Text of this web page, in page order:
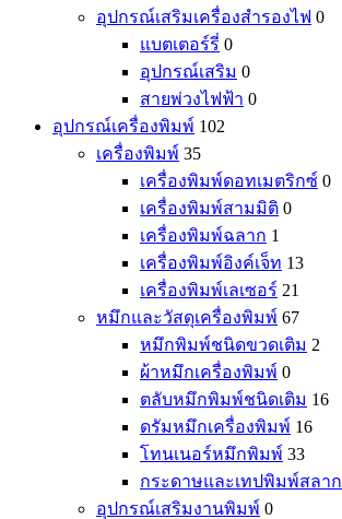
อุปกรณ์เสริมเครื่องสำรองไฟ 0
แบตเตอร์รี่ 0
อุปกรณ์เสริม 0
สายพ่วงไฟฟ้า 0
อุปกรณ์เครื่องพิมพ์ 102
เครื่องพิมพ์ 35
เครื่องพิมพ์ดอทเมตริกซ์ 0
เครื่องพิมพ์สามมิติ 0
เครื่องพิมพ์ฉลาก 1
เครื่องพิมพ์อิงค์เจ็ท 13
เครื่องพิมพ์เลเซอร์ 21
หมึกและวัสดุเครื่องพิมพ์ 67
หมึกพิมพ์ชนิดขวดเติม 2
ผ้าหมึกเครื่องพิมพ์ 0
ตลับหมึกพิมพ์ชนิดเติม 16
ดรัมหมึกเครื่องพิมพ์ 16
โทนเนอร์หมึกพิมพ์ 33
กระดาษและเทปพิมพ์สลาก
อุปกรณ์เสริมงานพิมพ์ 0